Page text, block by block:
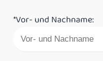
*Vor- und Nachname: